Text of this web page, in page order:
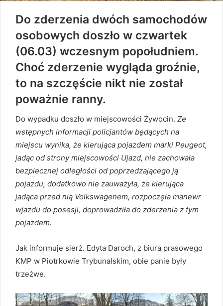
Do zderzenia dwóch samochodów
osobowych doszło w czwartek
(06.03) wczesnym popołudniem.
Choć zderzenie wygląda groźnie,
to na szczęście nikt nie został
poważnie ranny.
Do wypadku doszło w miejscowości Żywocin. Ze
wstępnych informacji policjantów będących na
miejscu wynika, że kierująca pojazdem marki Peugeot,
jadąc od strony miejscowości Ujazd, nie zachowała
bezpiecznej odległości od poprzedzającego ją
pojazdu, dodatkowo nie zauważyła, że kierująca
jadąca przed nią Volkswagenem, rozpoczęła manewr
wjazdu do posesji, doprowadziła do zderzenia z tym
pojazdem.
Jak informuje sierż. Edyta Daroch, z biura prasowego
KMP w Piotrkowie Trybunalskim, obie panie były
trzeźwe.